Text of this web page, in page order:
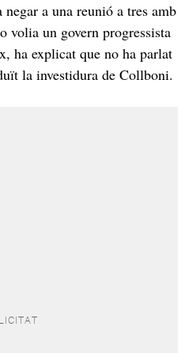
a una reunió a tres amb
volia un govern progressista
ha explicat que no ha parlat
la investidura de Collboni.